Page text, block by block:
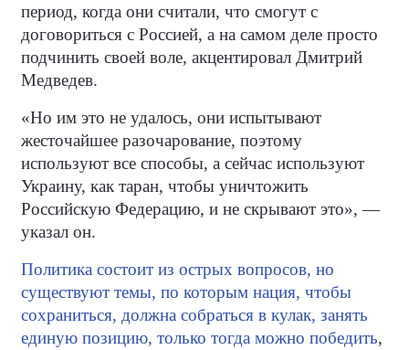
период, когда они считали, что смогут с
договориться с Россией, а на самом деле просто
подчинить своей воле, акцентировал Дмитрий
Медведев.
«Но им это не удалось, они испытывают
жесточайшее разочарование, поэтому
используют все способы, а сейчас используют
Украину, как таран, чтобы уничтожить
Российскую Федерацию, и не скрывают это», —
указал он.
Политика состоит из острых вопросов, но
существуют темы, по которым нация, чтобы
сохраниться, должна собраться в кулак, занять
единую позицию, только тогда можно победить,